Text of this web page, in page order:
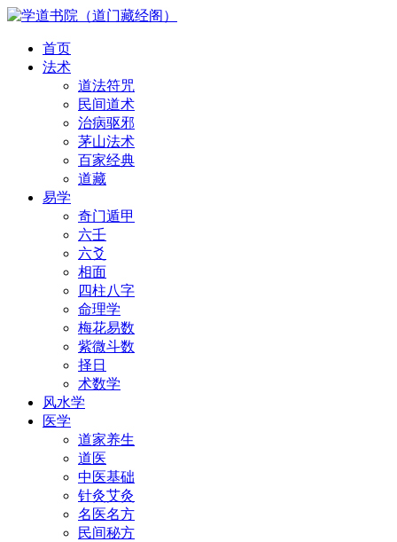
首页
法术
道法符咒
民间道术
治病驱邪
茅山法术
百家经典
道藏
易学
奇门遁甲
六壬
六爻
相面
四柱八字
命理学
梅花易数
紫微斗数
择日
术数学
风水学
医学
道家养生
道医
中医基础
针灸艾灸
名医名方
民间秘方